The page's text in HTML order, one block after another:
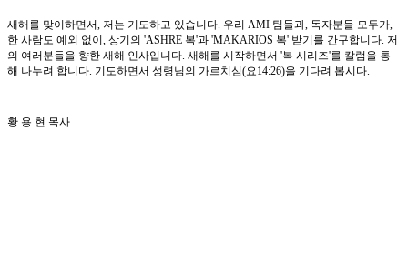
새해를 맞이하면서, 저는 기도하고 있습니다. 우리 AMI 팀들과, 독자분들 모두가,
한 사람도 예외 없이, 상기의 'ASHRE 복'과 'MAKARIOS 복' 받기를 간구합니다. 저
의 여러분들을 향한 새해 인사입니다. 새해를 시작하면서 '복 시리즈'를 칼럼을 통
해 나누려 합니다. 기도하면서 성령님의 가르치심(요14:26)을 기다려 봅시다.
황 용 현 목사